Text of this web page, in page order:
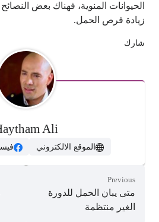
الحيوانات المنوية، فهناك بعض
زيادة فرص الحمل.
شارك
Ali
الموقع الالكتروني
Previous
متى يبان الحمل للدورة
الغير منتظمة